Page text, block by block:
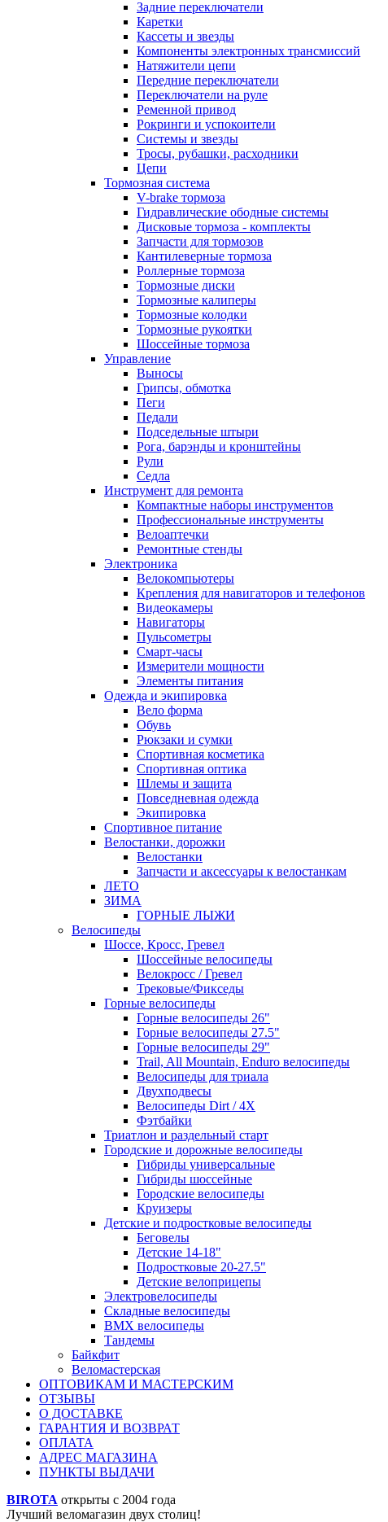
Задние переключатели
Каретки
Кассеты и звезды
Компоненты электронных трансмиссий
Натяжители цепи
Передние переключатели
Переключатели на руле
Ременной привод
Рокринги и успокоители
Системы и звезды
Тросы, рубашки, расходники
Цепи
Тормозная система
V-brake тормоза
Гидравлические ободные системы
Дисковые тормоза - комплекты
Запчасти для тормозов
Кантилеверные тормоза
Роллерные тормоза
Тормозные диски
Тормозные калиперы
Тормозные колодки
Тормозные рукоятки
Шоссейные тормоза
Управление
Выносы
Грипсы, обмотка
Пеги
Педали
Подседельные штыри
Рога, барэнды и кронштейны
Рули
Седла
Инструмент для ремонта
Компактные наборы инструментов
Профессиональные инструменты
Велоаптечки
Ремонтные стенды
Электроника
Велокомпьютеры
Крепления для навигаторов и телефонов
Видеокамеры
Навигаторы
Пульсометры
Смарт-часы
Измерители мощности
Элементы питания
Одежда и экипировка
Вело форма
Обувь
Рюкзаки и сумки
Спортивная косметика
Спортивная оптика
Шлемы и защита
Повседневная одежда
Экипировка
Спортивное питание
Велостанки, дорожки
Велостанки
Запчасти и аксессуары к велостанкам
ЛЕТО
ЗИМА
ГОРНЫЕ ЛЫЖИ
Велосипеды
Шоссе, Кросс, Гревел
Шоссейные велосипеды
Велокросс / Гревел
Трековые/Фикседы
Горные велосипеды
Горные велосипеды 26"
Горные велосипеды 27.5"
Горные велосипеды 29"
Trail, All Mountain, Enduro велосипеды
Велосипеды для триала
Двухподвесы
Велосипеды Dirt / 4X
Фэтбайки
Триатлон и раздельный старт
Городские и дорожные велосипеды
Гибриды универсальные
Гибриды шоссейные
Городские велосипеды
Круизеры
Детские и подростковые велосипеды
Беговелы
Детские 14-18"
Подростковые 20-27.5"
Детские велоприцепы
Электровелосипеды
Складные велосипеды
BMX велосипеды
Тандемы
Байкфит
Веломастерская
ОПТОВИКАМ И МАСТЕРСКИМ
ОТЗЫВЫ
О ДОСТАВКЕ
ГАРАНТИЯ И ВОЗВРАТ
ОПЛАТА
АДРЕС МАГАЗИНА
ПУНКТЫ ВЫДАЧИ
BIROTA открыты с 2004 года
Лучший веломагазин двух столиц!